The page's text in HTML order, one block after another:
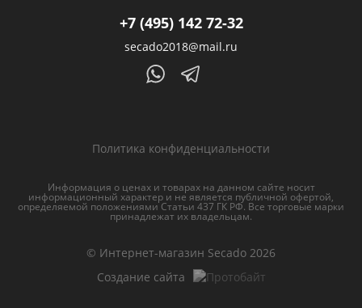
+7 (495) 142 72-32
secado2018@mail.ru
Политика конфиденциальности
Информация о ценах и товарах на данном сайте носит
информационный характер и не является публичной офертой,
определяемой положениями Статьи 437 ГК РФ. Все торговые марки
принадлежат их владельцам.
© Интернет-магазин Secado 2026
Создание сайта